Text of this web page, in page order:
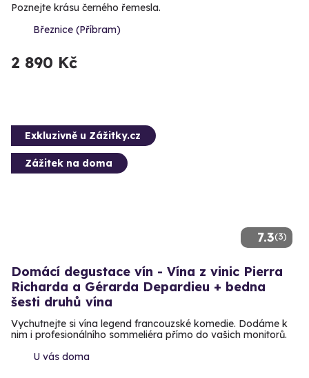
Poznejte krásu černého řemesla.
Březnice (Příbram)
2 890 Kč
7.3(3)
Exkluzivně u Zážitky.cz
Zážitek na doma
Domácí degustace vín - Vína z vinic Pierra
Richarda a Gérarda Depardieu + bedna
šesti druhů vína
Vychutnejte si vína legend francouzské komedie. Dodáme k
nim i profesionálního sommeliéra přímo do vašich monitorů.
U vás doma